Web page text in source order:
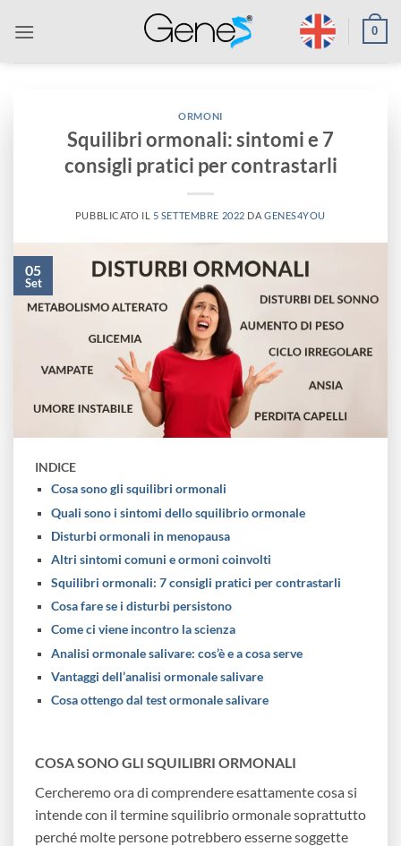
0
ORMONI
Squilibri ormonali: sintomi e 7
consigli pratici per contrastarli
PUBBLICATO IL 5 SETTEMBRE 2022 DA GENES4YOU
05
Set
INDICE
Cosa sono gli squilibri ormonali
Quali sono i sintomi dello squilibrio ormonale
Disturbi ormonali in menopausa
Altri sintomi comuni e ormoni coinvolti
Squilibri ormonali: 7 consigli pratici per contrastarli
Cosa fare se i disturbi persistono
Come ci viene incontro la scienza
Analisi ormonale salivare: cos’è e a cosa serve
Vantaggi dell’analisi ormonale salivare
Cosa ottengo dal test ormonale salivare
COSA SONO GLI SQUILIBRI ORMONALI
Cercheremo ora di comprendere esattamente cosa si
intende con il termine squilibrio ormonale soprattutto
perché molte persone potrebbero esserne soggette